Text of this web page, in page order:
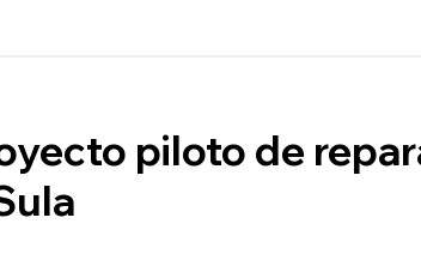
piloto de